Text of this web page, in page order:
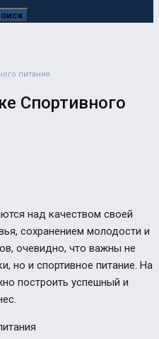
питания
Спортивного
над качеством своей
сохранением молодости и
очевидно, что важны не
но и спортивное питание. На
построить успешный и